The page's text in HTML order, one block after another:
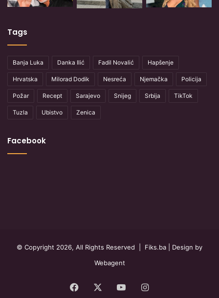
Tags
Banja Luka Danka Ilić Fadil Novalić Hapšenje
Hrvatska Milorad Dodik Nesreća Njemačka Policija
Požar Recept Sarajevo Snijeg Srbija TikTok
Tuzla Ubistvo Zenica
Facebook
© Copyright 2026, All Rights Reserved | Fiks.ba | Design by
Webagent
Facebook YouTubeInstagram